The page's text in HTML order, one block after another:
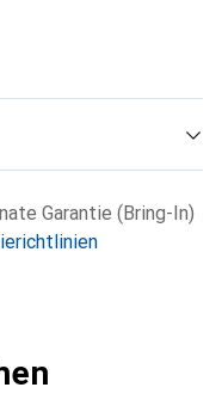
Garantie (Bring-In)